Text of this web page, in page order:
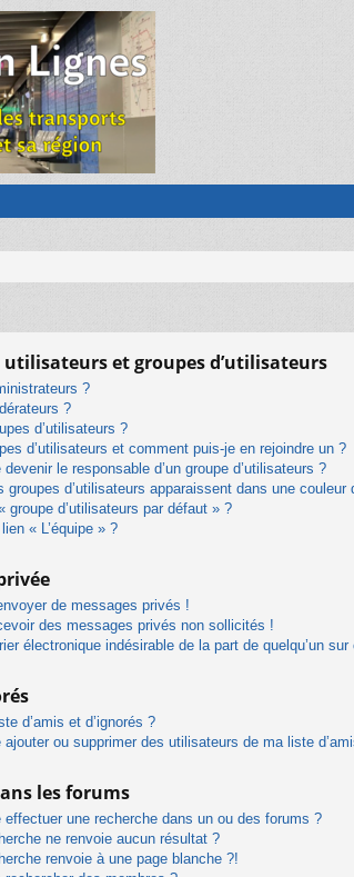
utilisateurs et groupes d’utilisateurs
?
?
d’utilisateurs ?
d’utilisateurs et comment puis-je en rejoindre un ?
le responsable d’un groupe d’utilisateurs ?
groupes d’utilisateurs apparaissent dans une couleur
groupe d’utilisateurs par défaut » ?
« L’équipe » ?
de messages privés !
des messages privés non sollicités !
électronique indésirable de la part de quelqu’un
d’amis et d’ignorés ?
ou supprimer des utilisateurs de ma liste
les forums
effectuer une recherche dans un ou des forums ?
ne renvoie aucun résultat ?
renvoie à une page blanche ?!